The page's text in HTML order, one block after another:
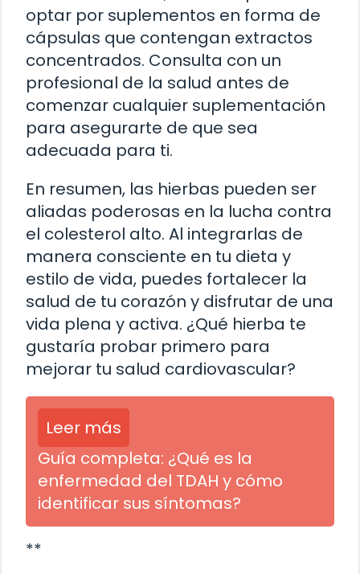
optar por suplementos en forma de
cápsulas que contengan extractos
concentrados. Consulta con un
profesional de la salud antes de
comenzar cualquier suplementación
para asegurarte de que sea
adecuada para ti.
En resumen, las hierbas pueden ser
aliadas poderosas en la lucha contra
el colesterol alto. Al integrarlas de
manera consciente en tu dieta y
estilo de vida, puedes fortalecer la
salud de tu corazón y disfrutar de una
vida plena y activa. ¿Qué hierba te
gustaría probar primero para
mejorar tu salud cardiovascular?
Leer más
Guía completa: ¿Qué es la
enfermedad del TDAH y cómo
identificar sus síntomas?
**